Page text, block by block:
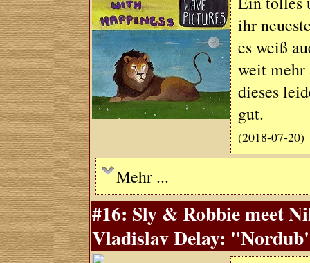
ihr
es weiß
weit mehr
dieses
gut.
(2018-07-20)
Mehr ...
#16: Sly & Robbie meet
Vladislav Delay: